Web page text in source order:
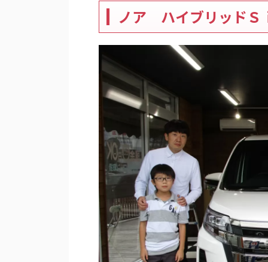
ノア ハイブリッド